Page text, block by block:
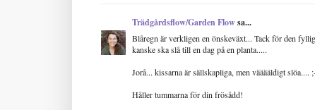
Trädgårdsflow/Garden Flowsa...
Blåregn är verkligen en önskeväxt... Tack för den
kanske ska slå till en dag på en planta.....
Jorå... kissarna är sällskapliga, men vääääldigt slöa....
Håller tummarna för din frösådd!